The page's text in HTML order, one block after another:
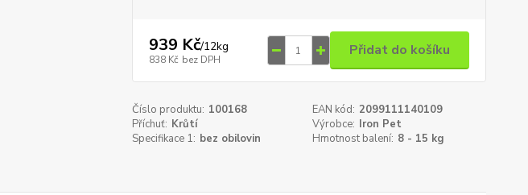
939 Kč/12kg
838 Kč bez DPH
Přidat do košíku
Číslo produktu: 100168 EAN kód: 2099111140109
Příchuť: Krůtí Výrobce: Iron Pet
Specifikace 1: bez obilovin Hmotnost balení: 8 - 15 kg